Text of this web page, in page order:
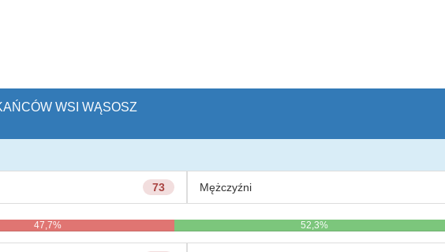
WSI WĄSOSZ
73 Mężczyźni
47,7% 52,3%